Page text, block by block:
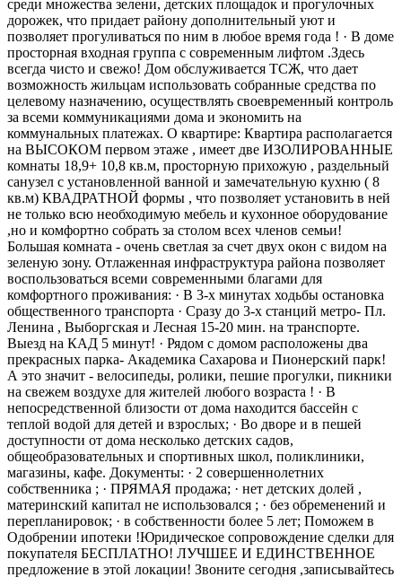
среди множества зелени, детских площадок и прогулочных
дорожек, что придает району дополнительный уют и
позволяет прогуливаться по ним в любое время года ! · В доме
просторная входная группа с современным лифтом .Здесь
всегда чисто и свежо! Дом обслуживается ТСЖ, что дает
возможность жильцам использовать собранные средства по
целевому назначению, осуществлять своевременный контроль
за всеми коммуникациями дома и экономить на
коммунальных платежах. О квартире: Квартира располагается
на ВЫСОКОМ первом этаже , имеет две ИЗОЛИРОВАННЫЕ
комнаты 18,9+ 10,8 кв.м, просторную прихожую , раздельный
санузел с установленной ванной и замечательную кухню ( 8
кв.м) КВАДРАТНОЙ формы , что позволяет установить в ней
не только всю необходимую мебель и кухонное оборудование
,но и комфортно собрать за столом всех членов семьи!
Большая комната - очень светлая за счет двух окон с видом на
зеленую зону. Отлаженная инфраструктура района позволяет
воспользоваться всеми современными благами для
комфортного проживания: · В 3-х минутах ходьбы остановка
общественного транспорта · Сразу до 3-х станций метро- Пл.
Ленина , Выборгская и Лесная 15-20 мин. на транспорте.
Выезд на КАД 5 минут! · Рядом с домом расположены два
прекрасных парка- Академика Сахарова и Пионерский парк!
А это значит - велосипеды, ролики, пешие прогулки, пикники
на свежем воздухе для жителей любого возраста ! · В
непосредственной близости от дома находится бассейн с
теплой водой для детей и взрослых; · Во дворе и в пешей
доступности от дома несколько детских садов,
общеобразовательных и спортивных школ, поликлиники,
магазины, кафе. Документы: · 2 совершеннолетних
собственника ; · ПРЯМАЯ продажа; · нет детских долей ,
материнский капитал не использовался ; · без обременений и
перепланировок; · в собственности более 5 лет; Поможем в
Одобрении ипотеки !Юридическое сопровождение сделки для
покупателя БЕСПЛАТНО! ЛУЧШЕЕ И ЕДИНСТВЕННОЕ
предложение в этой локации! Звоните сегодня ,записывайтесь